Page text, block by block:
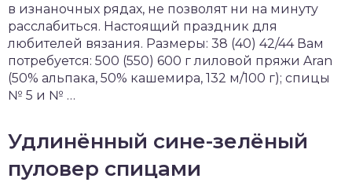
в изнаночных рядах, не позволят ни на минуту
расслабиться. Настоящий праздник для
любителей вязания. Размеры: 38 (40) 42/44 Вам
потребуется: 500 (550) 600 г ли­ловой пряжи Aran
(50% альпака, 50% кашемира, 132 м/100 г); спицы
№ 5 и № …
Удлинённый сине-зелёный
пуловер спицами